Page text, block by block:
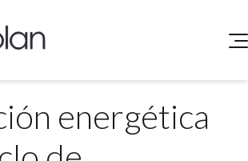
energética